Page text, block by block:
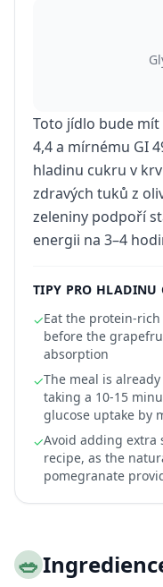
Toto jídlo bude
4,4 a mírnému GI
hladinu cukru v
zdravých tuků z
zeleniny podpoří
energii na 3–4
TIPY PRO HLADINU
✓Eat the protein-
before the
absorption
✓The meal is
taking a 10-15
glucose uptake by
✓Avoid adding extra
recipe, as the
pomegranate
🥗